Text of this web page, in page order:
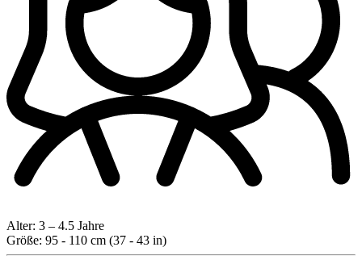
Alter: 3 – 4.5 Jahre
Größe: 95 - 110 cm (37 - 43 in)